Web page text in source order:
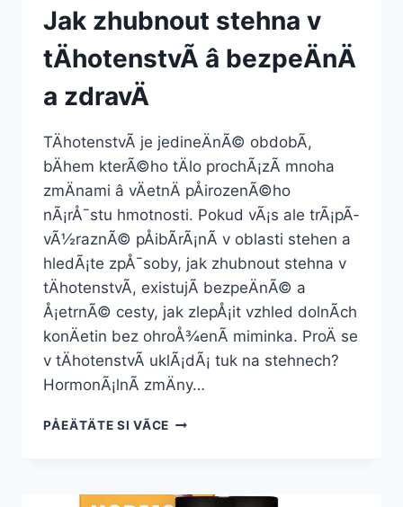
Jak zhubnout stehna v
tÄhotenstvÃ­ â bezpeÄnÄ
a zdravÄ
TÄhotenstvÃ­ je jedineÄnÃ© obdobÃ­,
bÄhem kterÃ©ho tÄlo prochÃ¡zÃ­ mnoha
zmÄnami â vÄetnÄ pÅirozenÃ©ho
nÃ¡rÅ¯stu hmotnosti. Pokud vÃ¡s ale trÃ¡pÃ­
vÃ½raznÃ© pÅibÃ­rÃ¡nÃ­ v oblasti stehen a
hledÃ¡te zpÅ¯soby, jak zhubnout stehna v
tÄhotenstvÃ­, existujÃ­ bezpeÄnÃ© a
Å¡etrnÃ© cesty, jak zlepÅ¡it vzhled dolnÃ­ch
konÄetin bez ohroÅ¾enÃ­ miminka. ProÄ se
v tÄhotenstvÃ­ uklÃ¡dÃ¡ tuk na stehnech?
HormonÃ¡lnÃ­ zmÄny…
PÅEÄTÄTE SI VÃ­CEJAK
TÄHOTENSTVÃ­